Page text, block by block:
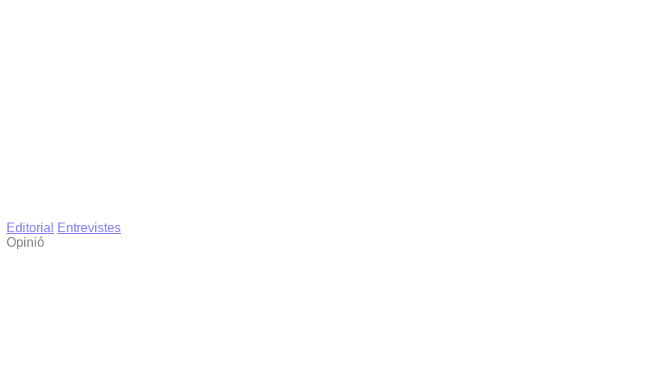
Editorial
Entrevistes
Opinió